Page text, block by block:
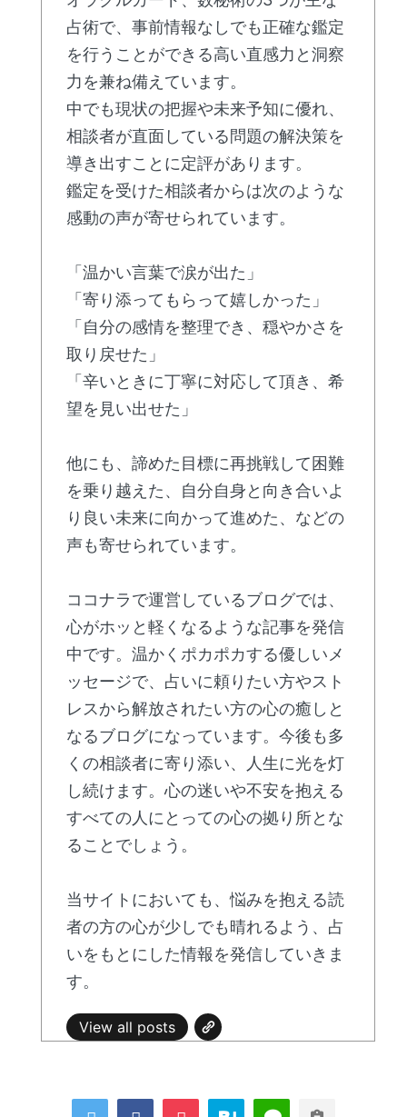
占術で、事前情報なしでも正確な鑑定
を行うことができる高い直感力と洞察
力を兼ね備えています。
中でも現状の把握や未来予知に優れ、
相談者が直面している問題の解決策を
導き出すことに定評があります。
鑑定を受けた相談者からは次のような
感動の声が寄せられています。
「温かい言葉で涙が出た」
「寄り添ってもらって嬉しかった」
「自分の感情を整理でき、穏やかさを
取り戻せた」
「辛いときに丁寧に対応して頂き、希
望を見い出せた」
他にも、諦めた目標に再挑戦して困難
を乗り越えた、自分自身と向き合いよ
り良い未来に向かって進めた、などの
声も寄せられています。
ココナラで運営しているブログでは、
心がホッと軽くなるような記事を発信
中です。温かくポカポカする優しいメ
ッセージで、占いに頼りたい方やスト
レスから解放されたい方の心の癒しと
なるブログになっています。今後も多
くの相談者に寄り添い、人生に光を灯
し続けます。心の迷いや不安を抱える
すべての人にとっての心の拠り所とな
ることでしょう。
当サイトにおいても、悩みを抱える読
者の方の心が少しでも晴れるよう、占
いをもとにした情報を発信していきま
す。
View all posts